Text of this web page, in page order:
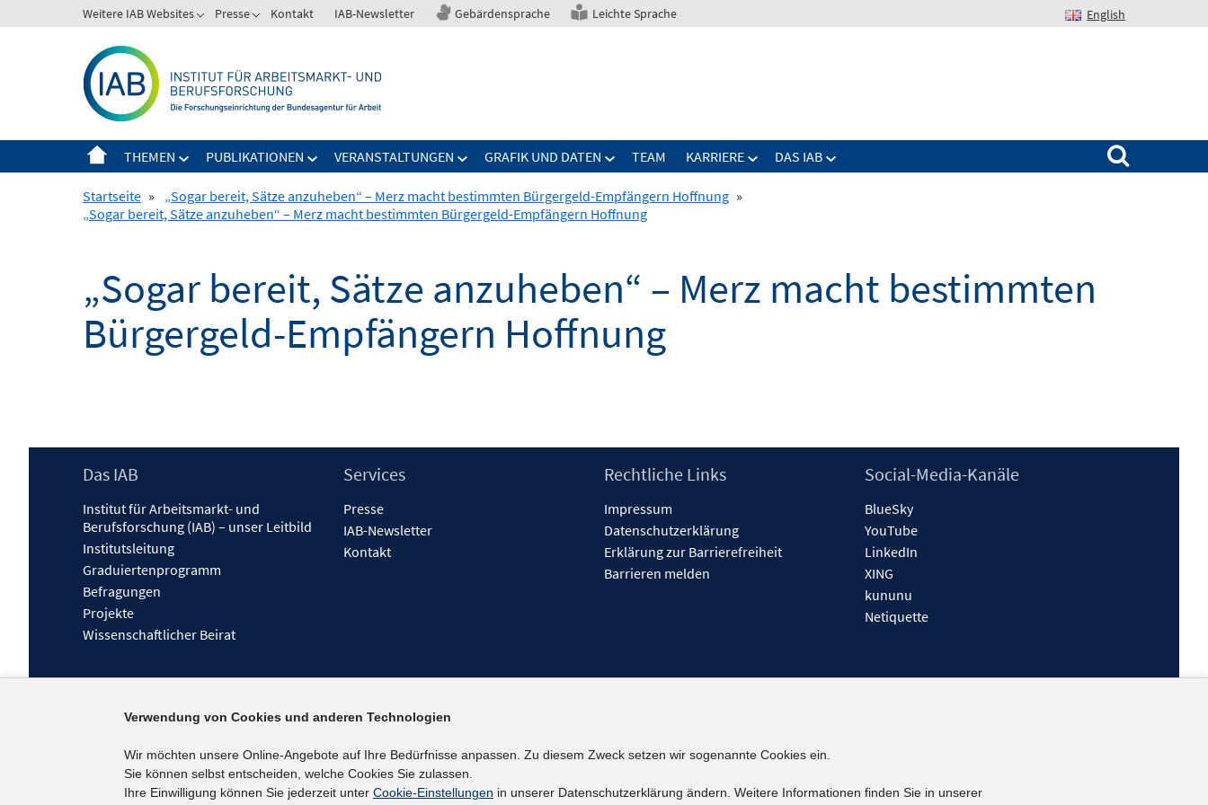
zum
Weitere IAB Websites Presse Kontakt IAB-Newsletter Gebärdensprache Leichte Sprache English
THEMEN PUBLIKATIONEN VERANSTALTUNGEN GRAFIK UND DATEN TEAM KARRIERE DAS IAB
Suchen nach:
Startseite » „Sogar bereit, Sätze anzuheben“ – Merz macht bestimmten Bürgergeld-Empfängern Hoffnung »
„Sogar bereit, Sätze anzuheben“ – Merz macht bestimmten Bürgergeld-Empfängern Hoffnung
„Sogar bereit, Sätze anzuheben“ – Merz macht bestimmten
Bürgergeld-Empfängern Hoffnung
Footer
Das IAB
Institut für Arbeitsmarkt- und
Berufsforschung (IAB) – unser Leitbild
Institutsleitung
Graduiertenprogramm
Befragungen
Projekte
Wissenschaftlicher Beirat
Services
Presse
IAB-Newsletter
Kontakt
Rechtliche Links
Impressum
Datenschutzerklärung
Erklärung zur Barrierefreiheit
Barrieren melden
Social-Media-Kanäle
BlueSky
YouTube
LinkedIn
XING
kununu
Netiquette
Verwendung von Cookies und anderen Technologien
Wir möchten unsere Online-Angebote auf Ihre Bedürfnisse anpassen. Zu diesem Zweck setzen wir sogenannte Cookies ein.
Sie können selbst entscheiden, welche Cookies Sie zulassen.
Ihre Einwilligung können Sie jederzeit unter Cookie-Einstellungen in unserer Datenschutzerklärung ändern. Weitere Informationen finden Sie in unserer